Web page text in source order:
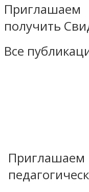
получить
Все
Приглашаем